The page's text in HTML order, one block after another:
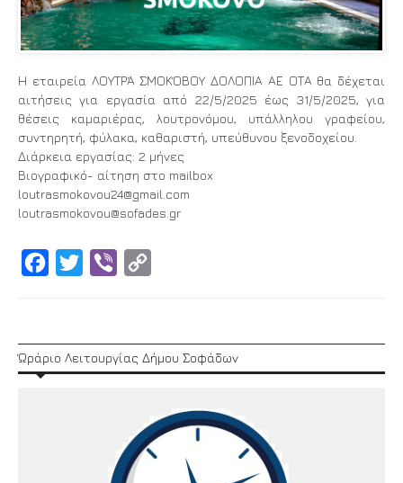
Η εταιρεία ΛΟΥΤΡΆ ΣΜΟΚΌΒΟΥ ΔΟΛΟΠΙΑ ΑΕ ΟΤΑ θα δέχεται
αιτήσεις για εργασία από 22/5/2025 έως 31/5/2025, για
θέσεις καμαριέρας, λουτρονόμου, υπάλληλου γραφείου,
συντηρητή, φύλακα, καθαριστή, υπεύθυνου ξενοδοχείου.
Διάρκεια εργασίας: 2 μήνες
Βιογραφικό- αίτηση στο mailbox
loutrasmokovou24@gmail.com
loutrasmokovou@sofades.gr
Facebook
Twitter Viber
Ώράριο Λειτουργίας Δήμου Σοφάδων